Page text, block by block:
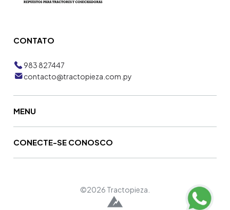
CONTATO
983 827447
contacto@tractopieza.com.py
MENU
CONECTE-SE CONOSCO
©2026 Tractopieza.